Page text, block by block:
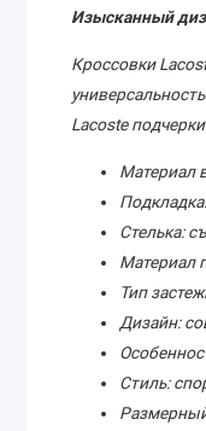
Изысканный
Кроссовки
Lacoste
Материал
Стелька:
Материал
Тип
Дизайн:
Стиль: